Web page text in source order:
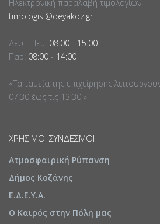
Ηλεκτρονική παραλαβή τιμολογίων
timologisi@deyakoz.gr
Δευ - Πεμ: 08:00 - 15:00
Παρ: 08:00 - 14:00
«Τα ταμεία της επιχείρησης
07:30 έως τις 13:30 »
ΧΡΉΣΙΜΟΙ ΣΎΝΔΕΣΜΟΙ
Ατμοσφαιρική Ρύπανση
Δήμος Κοζάνης
Ε.Δ.Ε.Υ.Α.
Ο Καιρός στην Πόλη μας